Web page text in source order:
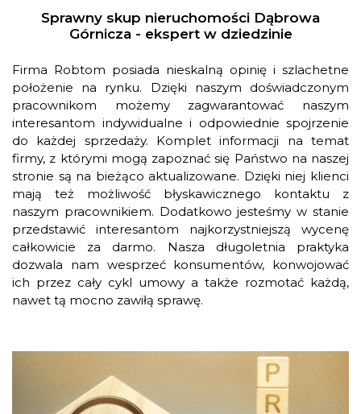
Sprawny skup nieruchomości Dąbrowa
Górnicza - ekspert w dziedzinie
Firma Robtom posiada nieskalną opinię i szlachetne
położenie na rynku. Dzięki naszym doświadczonym
pracownikom możemy zagwarantować naszym
interesantom indywidualne i odpowiednie spojrzenie
do każdej sprzedaży. Komplet informacji na temat
firmy, z którymi mogą zapoznać się Państwo na naszej
stronie są na bieżąco aktualizowane. Dzięki niej klienci
mają też możliwość błyskawicznego kontaktu z
naszym pracownikiem. Dodatkowo jesteśmy w stanie
przedstawić interesantom najkorzystniejszą wycenę
całkowicie za darmo. Nasza długoletnia praktyka
dozwala nam wesprzeć konsumentów, konwojować
ich przez cały cykl umowy a także rozmotać każdą,
nawet tą mocno zawiłą sprawę.